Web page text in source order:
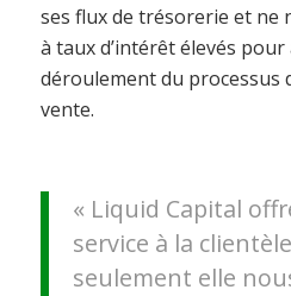
ses flux de trésorerie et ne
à taux d’intérêt élevés
déroulement du processus
vente.
« Liquid Capital
service à la
seulement elle